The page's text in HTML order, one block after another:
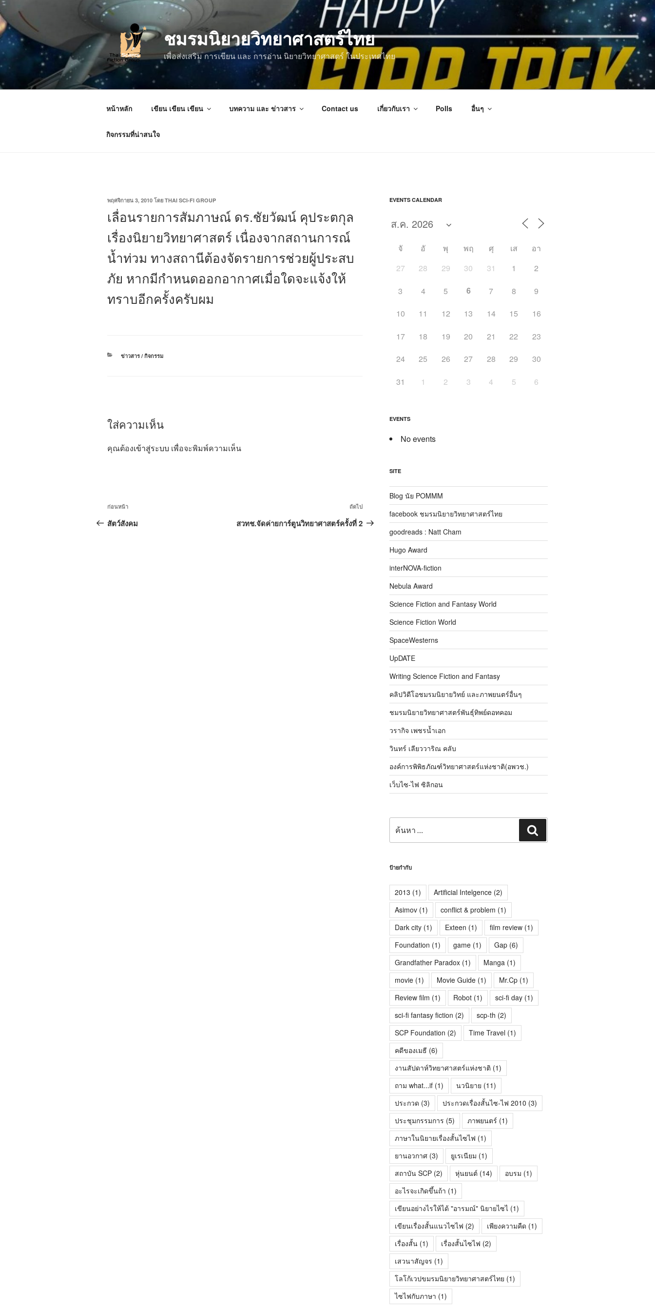
ข้าม
ไป
ยัง
บทความ
ชมรมนิยายวิทยาศาสตร์ไทย
เพื่อส่งเสริม การเขียน และ การอ่าน นิยายวิทยาศาสตร์ ในประเทศไทย
หน้าหลัก เขียน เขียน เขียน บทความ และ ข่าวสาร Contact us เกี่ยวกับเรา Polls อื่นๆ
กิจกรรมที่น่าสนใจ
เขียน
ที่
พฤศจิกายน 3, 2010 โดย THAI SCI-FI GROUP
เลื่อนรายการสัมภาษณ์ ดร.ชัยวัฒน์ คุประตกุล
เรื่องนิยายวิทยาศาสตร์ เนื่องจากสถานการณ์
น้ำท่วม ทางสถานีต้องจัดรายการช่วยผู้ประสบ
ภัย หากมีกำหนดออกอากาศเมื่อใดจะแจ้งให้
ทราบอีกครั้งครับผม
หมวด
ข่าวสาร / กิจกรรม
ใส่ความเห็น
คุณต้องเข้าสู่ระบบ เพื่อจะพิมพ์ความเห็น
แนะแนว
เรื่อง
เรื่อง
ก่อน
ก่อนหน้า
สัตว์สังคม
เรื่อง
ถัด
ถัดไป
สวทช.จัดค่ายการ์ตูนวิทยาศาสตร์ครั้งที่ 2
EVENTS CALENDAR
จั อั พุ พฤ ศุ เส
อา
27
28 29 30 31 1 2
3 4 5 6 7 8 9
10 11 12 13 14 15 16
17 18 19 20 21 22 23
24 25 26 27 28 29 30
31 1 2 3 4 5 6
EVENTS
No events
SITE
Blog นัย POMMM
facebook ชมรมนิยายวิทยาศาสตร์ไทย
goodreads : Natt Cham
Hugo Award
interNOVA-fiction
Nebula Award
Science Fiction and Fantasy World
Science Fiction World
SpaceWesterns
UpDATE
Writing Science Fiction and Fantasy
คลิปวิดีโอชมรมนิยายวิทย์ และภาพยนตร์อื่นๆ
ชมรมนิยายวิทยาศาสตร์พันธุ์ทิพย์ดอทคอม
วรากิจ เพชรน้ำเอก
วินทร์ เลียววาริณ คลับ
องค์การพิพิธภัณฑ์วิทยาศาสตร์แห่งชาติ(อพวช.)
เว็บไซ-ไฟ ซิลิกอน
ป้ายกำกับ
2013 (1) Artificial Intelgence(2)
Asimov(1) conflict & problem (1)
Dark city(1) Exteen (1) film review(1)
Foundation (1) game(1) Gap(6)
Grandfather Paradox(1) Manga(1)
movie(1) Movie Guide(1) Mr.Cp(1)
Review film (1) Robot(1) sci-fi day(1)
sci-fi fantasy fiction (2) scp-th (2)
SCP Foundation (2) Time Travel(1)
คดีของเมธี (6)
งานสัปดาห์วิทยาศาสตร์แห่งชาติ (1)
ถาม what...if(1) นวนิยาย (11)
ประกวด (3) ประกวดเรื่องสั้นไซ-ไฟ 2010 (3)
ประชุมกรรมการ (5) ภาพยนตร์ (1)
ภาษาในนิยายเรื่องสั้นไซไฟ (1)
ยานอวกาศ(3) ยูเรเนียม (1)
สถาบัน SCP(2) หุ่นยนต์ (14) อบรม (1)
อะไรจะเกิดขึ้นถ้า (1)
เขียนอย่างไรให้ได้ "อารมณ์" นิยายไซไ(1)
เขียนเรื่องสั้นแนวไซไฟ (2) เพียงความคืด (1)
เรื่องสั้น(1) เรื่องสั้นไซไฟ (2)
เสวนาสัญจร (1)
โลโก้เวปขมรมนิยายวิทยาศาสตร์ไทย (1)
ไซไฟกับภาษา (1)